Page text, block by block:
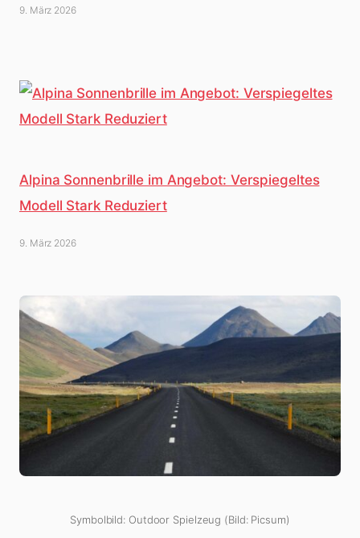
9. März 2026
Alpina Sonnenbrille im Angebot: Verspiegeltes
Modell Stark Reduziert
9. März 2026
Symbolbild: Outdoor Spielzeug (Bild: Picsum)